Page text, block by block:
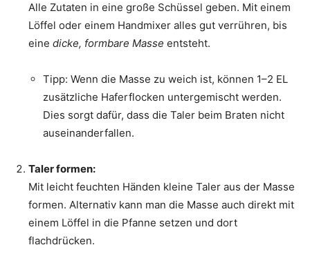
Alle Zutaten in eine große Schüssel geben. Mit einem
Löffel oder einem Handmixer alles gut verrühren, bis
eine dicke, formbare Masse entsteht.
Tipp: Wenn die Masse zu weich ist, können 1–2 EL
zusätzliche Haferflocken untergemischt werden.
Dies sorgt dafür, dass die Taler beim Braten nicht
auseinanderfallen.
Taler formen:
Mit leicht feuchten Händen kleine Taler aus der Masse
formen. Alternativ kann man die Masse auch direkt mit
einem Löffel in die Pfanne setzen und dort
flachdrücken.